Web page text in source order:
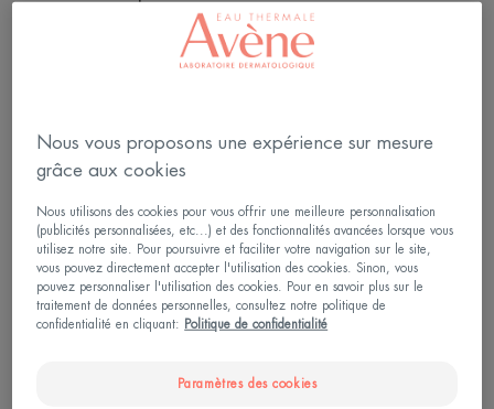
Crème
teintée
Soins solaires - Peaux
sensibles
Crème teintée SPF 50+
Soins solaires - Peaux
sensibles
Lait enfant SPF 50+
Nous vous proposons une expérience sur mesure
grâce aux cookies
Nous utilisons des cookies pour vous offrir une meilleure personnalisation
(publicités personnalisées, etc...) et des fonctionnalités avancées lorsque vous
utilisez notre site. Pour poursuivre et faciliter votre navigation sur le site,
vous pouvez directement accepter l'utilisation des cookies. Sinon, vous
pouvez personnaliser l'utilisation des cookies. Pour en savoir plus sur le
traitement de données personnelles, consultez notre politique de
confidentialité en cliquant:
Politique de confidentialité
Paramètres des cookies